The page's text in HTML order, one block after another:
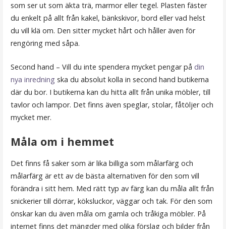
som ser ut som äkta trä, marmor eller tegel. Plasten fäster
du enkelt på allt från kakel, bänkskivor, bord eller vad helst
du vill klä om. Den sitter mycket hårt och håller även för
rengöring med såpa.
Second hand – Vill du inte spendera mycket pengar på din
nya inredning ska du absolut kolla in second hand butikerna
där du bor. I butikerna kan du hitta allt från unika möbler, till
tavlor och lampor. Det finns även speglar, stolar, fåtöljer och
mycket mer.
Måla om i hemmet
Det finns få saker som är lika billiga som målarfärg och
målarfärg är ett av de bästa alternativen för den som vill
förändra i sitt hem. Med rätt typ av färg kan du måla allt från
snickerier till dörrar, köksluckor, väggar och tak. För den som
önskar kan du även måla om gamla och tråkiga möbler. På
internet finns det mängder med olika förslag och bilder från